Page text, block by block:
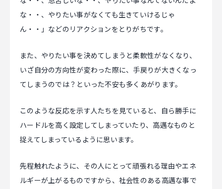
な・・、やりたい事がなくても生きていけるじゃ
ん・・」などのリアクションをとりがちです。
また、やりたい事を決めてしまうと柔軟性がなくなり、
いざ自分の方向性が変わった際に、手戻りが大きくなっ
てしまうのでは？といった不安も多くあがります。
このような反応を示す人たちを見ていると、自ら勝手に
ハードルを高く設定してしまっていたり、高邁なものと
捉えてしまっているように思います。
先程触れたように、その人にとって頑張れる理由やエネ
ルギーが上がるものですから、社会性のある高邁な事で